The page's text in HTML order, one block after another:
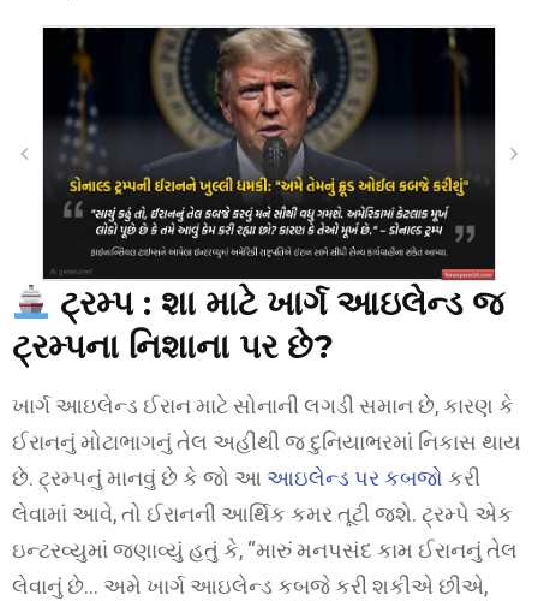
ટ્રમ્પ : શા માટે ખાર્ગ આઇલેન્ડ જ
ટ્રમ્પના નિશાના પર છે?
ખાર્ગ આઇલેન્ડ ઈરાન માટે સોનાની લગડી સમાન છે, કારણ કે
ઈરાનનું મોટાભાગનું તેલ અહીંથી જ દુનિયાભરમાં નિકાસ થાય
છે. ટ્રમ્પનું માનવું છે કે જો આ આઇલેન્ડ પર કબજો કરી
લેવામાં આવે, તો ઈરાનની આર્થિક કમર તૂટી જશે. ટ્રમ્પે એક
ઇન્ટરવ્યુમાં જણાવ્યું હતું કે, “મારું મનપસંદ કામ ઈરાનનું તેલ
લેવાનું છે… અમે ખાર્ગ આઇલેન્ડ કબજે કરી શકીએ છીએ,